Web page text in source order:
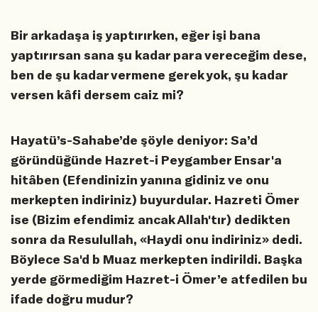
Bir arkadaşa iş yaptırırken, eğer işi bana
yaptırırsan sana şu kadar para vereceğim dese,
ben de şu kadar vermene gerek yok, şu kadar
versen kâfi dersem caiz mi?
Hayatü’s-Sahabe’de şöyle deniyor: Sa’d
göründüğünde Hazret-i Peygamber Ensar'a
hitâben (Efendinizin yanına gidiniz ve onu
merkepten indiriniz) buyurdular. Hazreti Ömer
ise (Bizim efendimiz ancak Allah'tır) dedikten
sonra da Resulullah, «Haydi onu indiriniz» dedi.
Böylece Sa'd b Muaz merkepten indirildi. Başka
yerde görmediğim Hazret-i Ömer’e atfedilen bu
ifade doğru mudur?